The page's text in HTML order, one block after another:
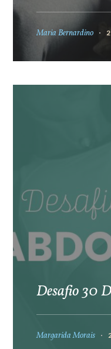
Maria Bernardino
Desafio 30
Margarida Morais